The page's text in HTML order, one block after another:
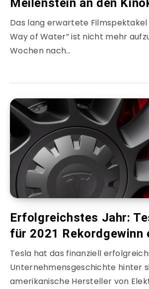
Meilenstein an den
Das lang erwartete Filmspektakel
Way of Water” ist nicht mehr
Wochen nach…
Erfolgreichstes Jahr:
für 2021 Rekordgewinn
Tesla hat das finanziell
Unternehmensgeschichte hinter
amerikanische Hersteller von